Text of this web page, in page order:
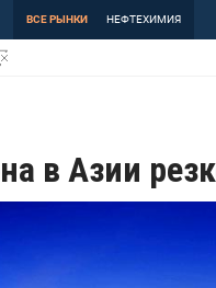
ВСЕ РЫНКИ НЕФТЕХИМИЯ
в Азии